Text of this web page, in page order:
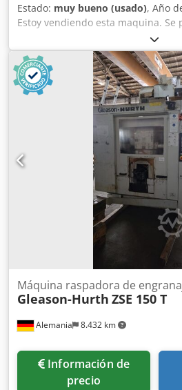
Estado: muy bueno (usado), Año
Estoy vendiendo esta maquina. Se
conexión. Módulo máximo 25 mm
engranaje 500 mm Máx. longitud
Djdpfx Aev Nqq Tef Aswa Carga
kg Diámetro máximo de corte 250
corte 300 mm Consumo total de
máquina 2100 mm Longitud de la
Ancho de la máquina 2800 mm
Es posible enviar un vídeo de la
Alemania 8.432 km
Máquina raspadora de
Gleason-Hurth ZSE 150 T
Información de
precio